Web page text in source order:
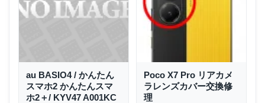
au BASIO4 / かんたん
スマホ2 かんたんスマ
ホ2＋/ KYV47 A001KC
Poco X7 Pro リアカメ
ラレンズカバー交換修
理